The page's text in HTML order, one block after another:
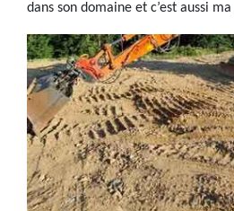
dans son domaine et c’est aussi